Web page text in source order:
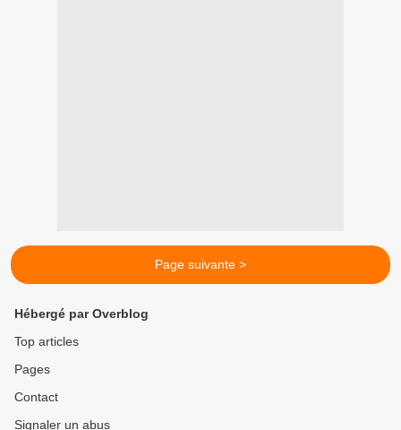
Page suivante >
Hébergé par Overblog
Top articles
Pages
Contact
Signaler un abus